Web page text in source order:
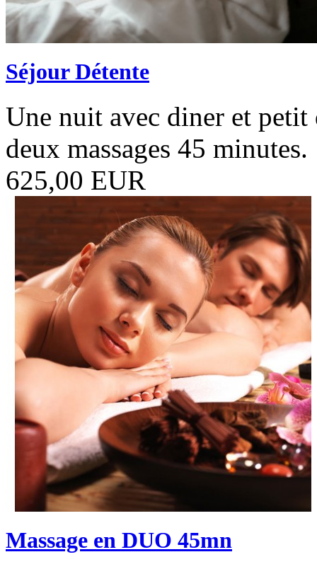
Séjour Détente
Une nuit avec diner et petit
deux massages 45 minutes.
625,00 EUR
Massage en DUO 45mn